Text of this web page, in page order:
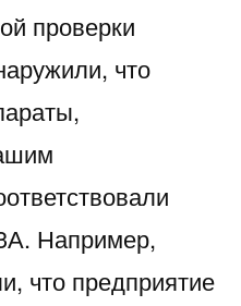
проверки
что
Например,
что предприятие